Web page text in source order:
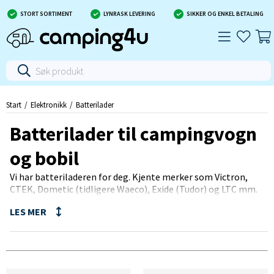
STORT SORTIMENT LYNRASK LEVERING SIKKER OG ENKEL BETALING
Start Elektronikk Batterilader
Batterilader til campingvogn
og bobil
Vi har batteriladeren for deg. Kjente merker som Victron,
CTEK, Dometic (tidligere Waeco), Exide (Tudor) og LTC mm.
batteripakken din (eller batteriet) er og hvor raskt du vil at
Et regneeksempel (ikke 100 % sant da det er faktorer som